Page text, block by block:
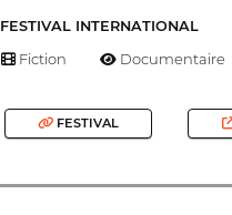
FESTIVAL INTERNATIONAL
Fiction Documentaire
FESTIVAL